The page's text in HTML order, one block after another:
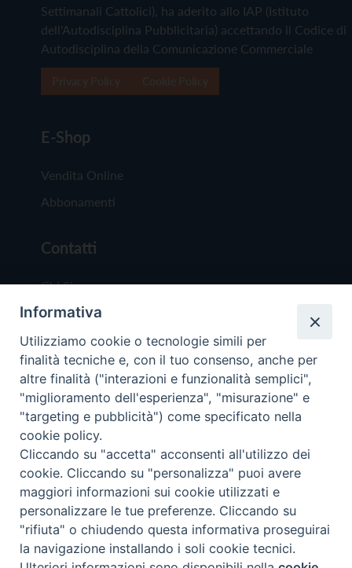
Settimanali Cattolici), ha aderito allo IAP (Istituto
dell'Autodisciplina Pubblicitaria) accettando il Codice di
Autodisciplina della Comunicazione Commerciale
E-Shop
Vendita Online
Abbonamenti
Contatti
Chi Siamo
Redazione
Scrivici
Copyright © 2019 - Tutti i diritti riservati - Vita
Trentina Editrice
Privacy Policy
Torna
Informativa
Utilizziamo cookie o tecnologie simili per
finalità tecniche e, con il tuo consenso, anche per
altre finalità ("interazioni e funzionalità semplici",
"miglioramento dell'esperienza", "misurazione" e
"targeting e pubblicità") come specificato nella
cookie policy.
Cliccando su "accetta" acconsenti all'utilizzo dei
cookie. Cliccando su "personalizza" puoi avere
maggiori informazioni sui cookie utilizzati e
personalizzare le tue preferenze. Cliccando su
"rifiuta" o chiudendo questa informativa proseguirai
la navigazione installando i soli cookie tecnici.